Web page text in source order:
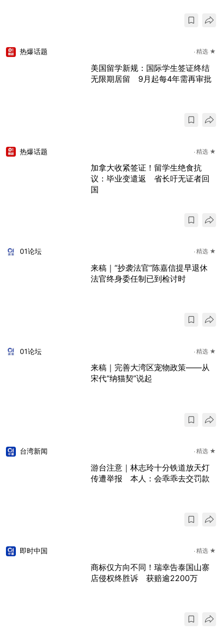
热爆话题 精选 ★
美国留学新规：国际学生签证终结
无限期居留 9月起每4年需再审批
热爆话题 精选 ★
加拿大收紧签证！留学生绝食抗
议：毕业变遣返 省长吁无证者回
国
01论坛 精选 ★
来稿｜“抄袭法官”陈嘉信提早退休
法官终身委任制已到检讨时
01论坛 精选 ★
来稿｜完善大湾区宠物政策——从
宋代“纳猫契”说起
台湾新闻 精选 ★
游台注意｜林志玲十分铁道放天灯
传遭举报 本人：会乖乖去交罚款
即时中国 精选 ★
商标仅方向不同！瑞幸告泰国山寨
店侵权终胜诉 获赔逾2200万